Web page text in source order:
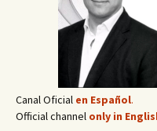
Canal Oficial en Español.
Official channel only in